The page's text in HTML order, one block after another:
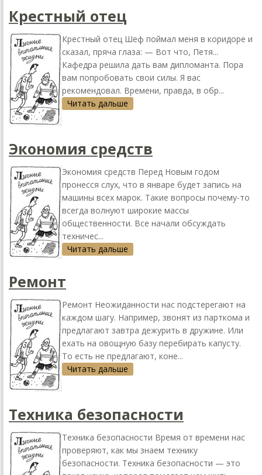
Крестный отец
Крестный отец Шеф поймал меня в коридоре и
сказал, пряча глаза: — Вот что, Петя...
Кафедра решила дать вам дипломанта. Пора
вам попробовать свои силы. Я вас
рекомендовал. Времени, правда, в обр...
Читать дальше
Экономия средств
Экономия средств Перед Новым годом
пронесся слух, что в январе будет запись на
машины всех марок. Такие вопросы почему-то
всегда волнуют широкие массы
общественности. Все начали обсуждать
техничес...
Читать дальше
Ремонт
Ремонт Неожиданности нас подстерегают на
каждом шагу. Например, звонят из парткома и
предлагают завтра дежурить в дружине. Или
ехать на овощную базу перебирать капусту.
То есть не предлагают, коне...
Читать дальше
Техника безопасности
Техника безопасности Время от времени нас
проверяют, как мы знаем технику
безопасности. Техника безопасности — это